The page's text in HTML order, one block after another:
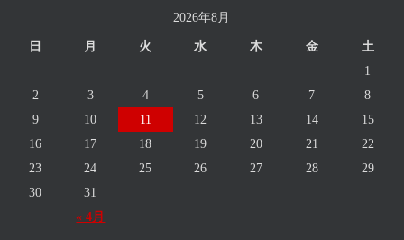
2026年8月
日 月 火 水 木 金 土
« 4月
1
2
3 4 5 6 7
8
9
10 11 12 13 14
15
16
17 18 19 20 21
22
23
24 25 26 27 28
29
30
31